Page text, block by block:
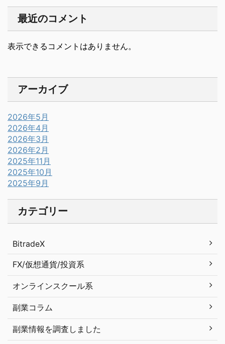
最近のコメント
表示できるコメントはありません。
アーカイブ
2026年5月
2026年4月
2026年3月
2026年2月
2025年11月
2025年10月
2025年9月
カテゴリー
BitradeX
FX/仮想通貨/投資系
オンラインスクール系
副業コラム
副業情報を調査しました